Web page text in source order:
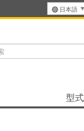
日本語
型